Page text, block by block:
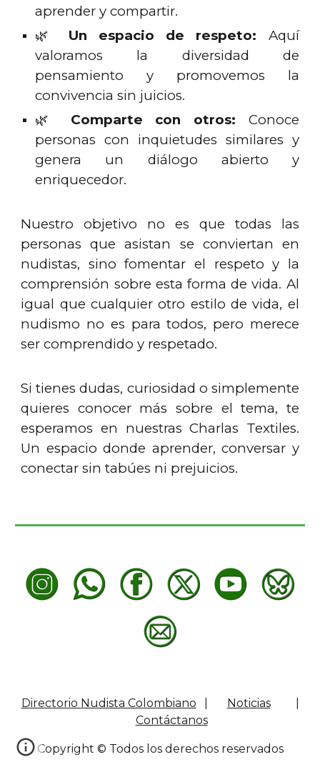
aprender y compartir.
🌿 Un espacio de respeto: Aquí
valoramos la diversidad de
pensamiento y promovemos la
convivencia sin juicios.
🌿 Comparte con otros: Conoce
personas con inquietudes similares y
genera un diálogo abierto y
enriquecedor.
Nuestro objetivo no es que todas las
personas que asistan se conviertan en
nudistas, sino fomentar el respeto y la
comprensión sobre esta forma de vida. Al
igual que cualquier otro estilo de vida, el
nudismo no es para todos, pero merece
ser comprendido y respetado.
Si tienes dudas, curiosidad o simplemente
quieres conocer más sobre el tema, te
esperamos en nuestras Charlas Textiles.
Un espacio donde aprender, conversar y
conectar sin tabúes ni prejuicios.
Directorio Nudista Colombiano Noticias
Contáctanos
Copyright © Todos los derechos reservados